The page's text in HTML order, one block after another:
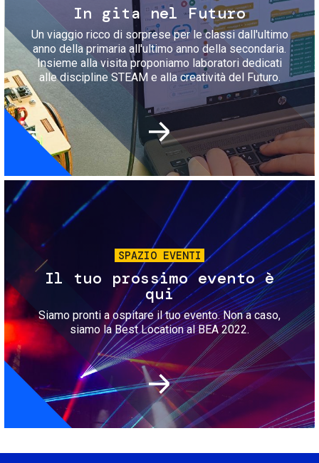
In gita nel Futuro
Un viaggio ricco di sorprese per le classi dall'ultimo
anno della primaria all'ultimo anno della secondaria.
Insieme alla visita proponiamo laboratori dedicati
alle discipline STEAM e alla creatività del Futuro.
Immagine
SPAZIO EVENTI
Il tuo prossimo evento è
qui
Siamo pronti a ospitare il tuo evento. Non a caso,
siamo la Best Location al BEA 2022.